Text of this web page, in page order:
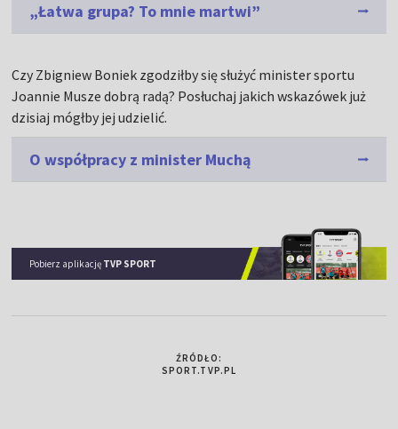
„Łatwa grupa? To mnie martwi”
Czy Zbigniew Boniek zgodziłby się służyć minister sportu
Joannie Musze dobrą radą? Posłuchaj jakich wskazówek już
dzisiaj mógłby jej udzielić.
O współpracy z minister Muchą
Pobierz aplikację TVP SPORT
ŹRÓDŁO:
SPORT.TVP.PL